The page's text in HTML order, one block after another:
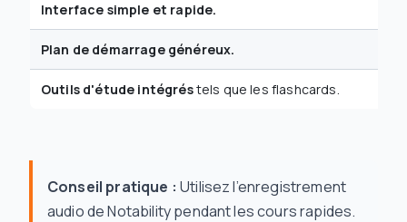
Interface simple et rapide.
Plan de démarrage généreux.
Outils d'étude intégréstels que les flashcards.
Conseil pratique : Utilisez l’enregistrement
audio de Notability pendant les cours rapides.